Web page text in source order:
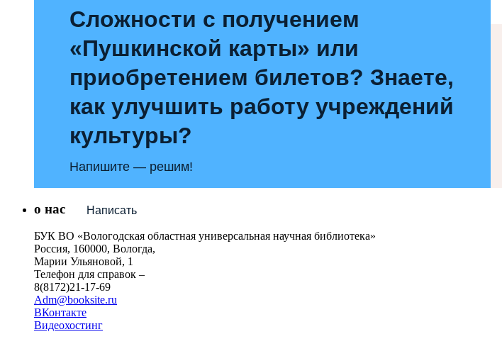
Сложности с получением
«Пушкинской карты» или
приобретением билетов? Знаете,
как улучшить работу учреждений
культуры?
Напишите — решим!
Написать
о нас
БУК ВО «Вологодская областная универсальная научная библиотека»
Россия, 160000, Вологда,
Марии Ульяновой, 1
Телефон для справок –
8(8172)21-17-69
Adm@booksite.ru
ВКонтакте
Видеохостинг